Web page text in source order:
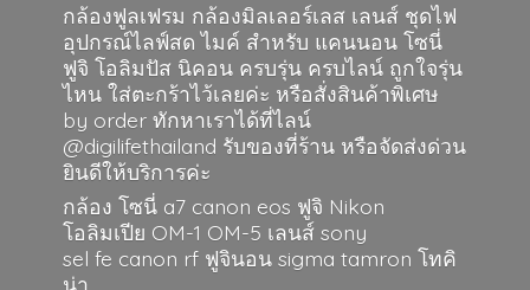
กล้องฟูลเฟรม กล้องมิลเลอร์เลส เลนส์ ชุดไฟ
อุปกรณ์ไลฟ์สด ไมค์ สำหรับ แคนนอน โซนี่
ฟูจิ โอลิมปัส นิคอน ครบรุ่น ครบไลน์ ถูกใจรุ่น
ไหน ใส่ตะกร้าไว้เลยค่ะ หรือสั่งสินค้าพิเศษ
by order ทักหาเราได้ที่ไลน์
@digilifethailand รับของที่ร้าน หรือจัดส่งด่วน
ยินดีให้บริการค่ะ
กล้อง โซนี่ a7 canon eos ฟูจิ Nikon
โอลิมเปีย OM-1 OM-5 เลนส์ sony
sel fe canon rf ฟูจินอน sigma tamron โทคิ
น่า